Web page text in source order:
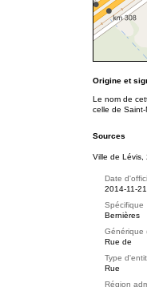
Origine et
Le nom de
celle de
Sources
Ville de Lévis,
Date
2014-11-21
Spécifique
Bernières
Générique
Rue de
Type
Rue
Région